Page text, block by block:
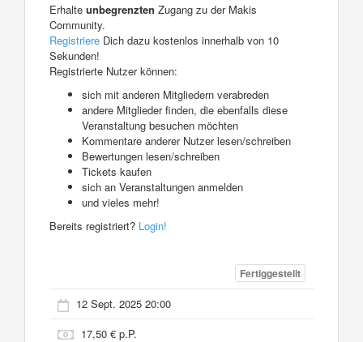
Erhalte unbegrenzten Zugang zu der Makis
Community.
Registriere Dich dazu kostenlos innerhalb von 10
Sekunden!
Registrierte Nutzer können:
sich mit anderen Mitgliedern verabreden
andere Mitglieder finden, die ebenfalls diese
Veranstaltung besuchen möchten
Kommentare anderer Nutzer lesen/schreiben
Bewertungen lesen/schreiben
Tickets kaufen
sich an Veranstaltungen anmelden
und vieles mehr!
Bereits registriert? Login!
Fertiggestellt
12 Sept. 2025 20:00
17,50 € p.P.